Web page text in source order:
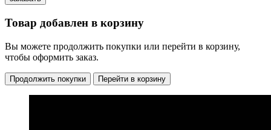
Товар добавлен в корзину
Вы можете продолжить покупки или перейти в корзину,
чтобы оформить заказ.
Продолжить покупки Перейти в корзину